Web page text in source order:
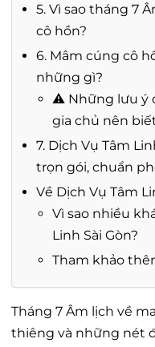
5. Vì sao tháng 7
cô hồn?
6. Mâm cúng cô
những gì?
⚠️ Những lưu ý
gia chủ nên
7. Dịch Vụ Tâm
trọn gói, chuẩn
Về Dịch Vụ Tâm
Vì sao nhiều
Linh Sài Gòn?
Tham khảo
Tháng 7 Âm lịch về
thiêng và những nét